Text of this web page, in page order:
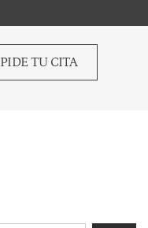
PIDE TU CITA